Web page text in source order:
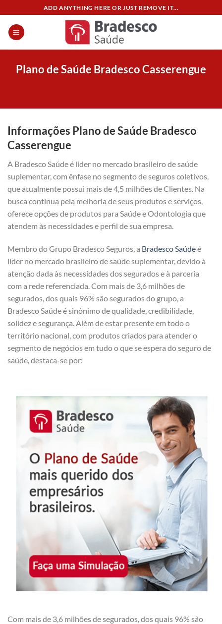
content
ADD ANYTHING HERE OR JUST REMOVE IT...
Plano de Saúde Bradesco Casserengue
Informações Plano de Saúde Bradesco
Casserengue
A Bradesco Saúde é líder no mercado brasileiro de saúde
suplementar, com ênfase no segmento de seguros coletivos,
que atualmente possui mais de 4,5 milhões de Clientes. Na
busca contínua pela melhoria de seus produtos e serviços,
oferece opções de produtos para Saúde e Odontologia que
atendem às necessidades e perfil de sua empresa.
Membro do Grupo Bradesco Seguros, a Bradesco Saúdeé
líder no mercado brasileiro de saúde suplementar, devido à
atenção dada às necessidades dos segurados e à parceria
com a rede referenciada. Com mais de 3,6 milhões de
segurados, dos quais 96% são segurados do grupo, a
Bradesco Saúde é sinônimo de qualidade, credibilidade,
solidez e segurança. Além de estar presente em todo o
território nacional, com produtos criados para atender o
segmento de negócios em tudo o que se espera do seguro de
saúde, destaca-se por:
Com mais de 3,6 milhões de segurados, dos quais 96% são